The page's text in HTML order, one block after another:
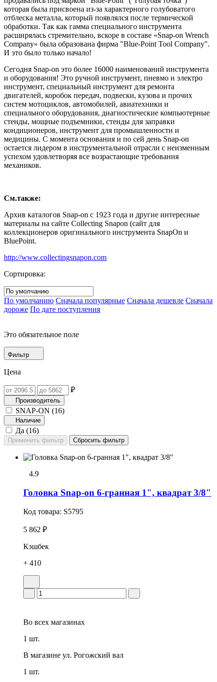
которая была присвоена из-за характерного голубоватого
отблеска металла, который появлялся после термической
обработки. Так как гамма специального инструмента
расширялась стремительно, вскоре в составе «Snap-on Wrench
Company» была образована фирма "Blue-Point Tool Company".
И это было только начало!
Сегодня Snap-on это более 16000 наименований инструмента
и оборудования! Это ручной инструмент, пневмо и электро
инструмент, специальный инструмент для ремонта
двигателей, коробок передач, подвески, кузова и прочих
систем мотоциклов, автомобилей, авиатехники и
специального оборудования, диагностические компьютерные
стенды, мощные подъемники, стенды для заправки
кондиционеров, инструмент для промышленности и
медицины. С момента основания и по сей день Snap-on
остается лидером в инструментальной отрасли с неизменным
успехом удовлетворяя все возрастающие требования
механиков.
См.также:
Архив каталогов Snap-on с 1923 года и другие интересные
материалы на сайте Collecting Snapon (сайт для
коллекционеров оригинального инструмента SnapOn и
BluePoint.
http://www.collectingsnapon.com
Сортировка:
По умолчанию Сначала популярные Сначала дешевле Сначала
дороже По дате поступления
Это обязательное поле
Фильтр
Цена
₽
Производитель
SNAP-ON (16)
Наличие
Да (16)
4.9
Головка Snap-on 6-гранная 1", квадрат 3/8"
Код товара: S5795
5 862 ₽
Кэшбек
+ 410
Во всех магазинах
1 шт.
В магазине ул. Рогожский вал
1 шт.